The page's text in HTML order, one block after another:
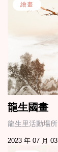
繪畫
龍生國畫
龍生里活動場
2023 年 07 月 03